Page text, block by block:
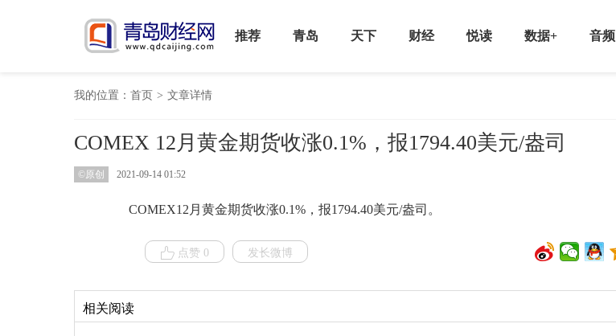
推荐 青岛 天下 财经 悦读 数据+ 音频
我的位置： 首页 > 文章详情
COMEX 12月黄金期货收涨0.1%，报1794.40美元/盎司
©原创 2021-09-14 01:52
COMEX12月黄金期货收涨0.1%，报1794.40美元/盎司。
点赞 0 发长微博
相关阅读